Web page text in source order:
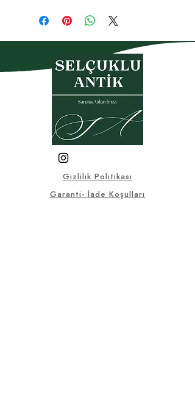
Gizlilik Politikası
Garanti- İade Koşulları